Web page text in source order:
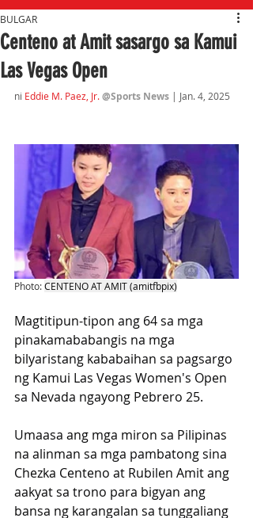
Centeno at Amit sasargo sa Kamui
Las Vegas Open
BULGAR
ni Eddie M. Paez, Jr.@Sports News | Jan. 4, 2025
Photo: CENTENO AT AMIT (amitfbpix)
Magtitipun-tipon ang 64 sa mga
pinakamababangis na mga
bilyaristang kababaihan sa pagsargo
ng Kamui Las Vegas Women's Open
sa Nevada ngayong Pebrero 25.
Umaasa ang mga miron sa Pilipinas
na alinman sa mga pambatong sina
Chezka Centeno at Rubilen Amit ang
aakyat sa trono para bigyan ang
bansa ng karangalan sa tunggaliang